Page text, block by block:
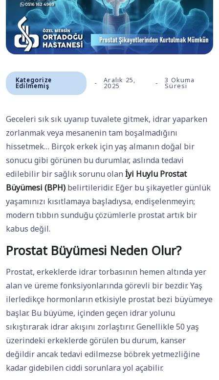
Kategorize
Edilmemiş
Aralık 25,
2025
3 Okuma
Süresi
Geceleri sık sık uyanıp tuvalete gitmek, idrar yaparken
zorlanmak veya mesanenin tam boşalmadığını
hissetmek… Birçok erkek için yaş almanın doğal bir
sonucu gibi görünen bu durumlar, aslında tedavi
edilebilir bir sağlık sorunu olanİyi Huylu Prostat
Büyümesi (BPH) belirtileridir. Eğer bu şikayetler günlük
yaşamınızı kısıtlamaya başladıysa, endişelenmeyin;
modern tıbbın sunduğu çözümlerle prostat artık bir
kabus değil.
Prostat Büyümesi Neden Olur?
Prostat, erkeklerde idrar torbasının hemen altında yer
alan ve üreme fonksiyonlarında görevli bir bezdir. Yaş
ilerledikçe hormonların etkisiyle prostat bezi büyümeye
başlar. Bu büyüme, içinden geçen idrar yolunu
sıkıştırarak idrar akışını zorlaştırır. Genellikle 50 yaş
üzerindeki erkeklerde görülen bu durum, kanser
değildir ancak tedavi edilmezse böbrek yetmezliğine
kadar gidebilen ciddi sorunlara yol açabilir.